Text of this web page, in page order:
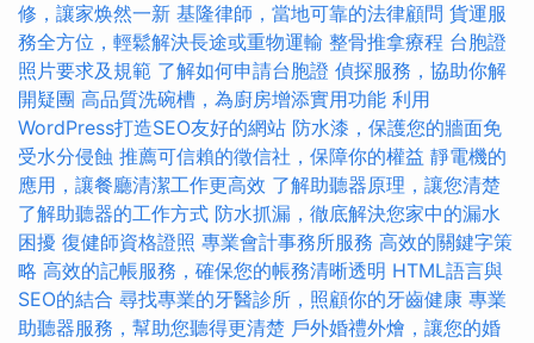
修，讓家焕然一新 基隆律師，當地可靠的法律顧問 貨運服
務全方位，輕鬆解決長途或重物運輸 整骨推拿療程 台胞證
照片要求及規範 了解如何申請台胞證 偵探服務，協助你解
開疑團 高品質洗碗槽，為廚房增添實用功能 利用
WordPress打造SEO友好的網站 防水漆，保護您的牆面免
受水分侵蝕 推薦可信賴的徵信社，保障你的權益 靜電機的
應用，讓餐廳清潔工作更高效 了解助聽器原理，讓您清楚
了解助聽器的工作方式 防水抓漏，徹底解決您家中的漏水
困擾 復健師資格證照 專業會計事務所服務 高效的關鍵字策
略 高效的記帳服務，確保您的帳務清晰透明 HTML語言與
SEO的結合 尋找專業的牙醫診所，照顧你的牙齒健康 專業
助聽器服務，幫助您聽得更清楚 戶外婚禮外燴，讓您的婚